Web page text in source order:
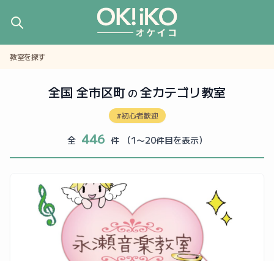
教室を探す
全国 全市区町 の 全カテゴリ教室
#初心者歓迎
全 446 件 （1〜20件目を表示）